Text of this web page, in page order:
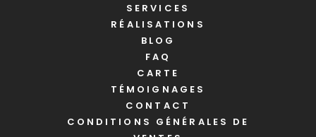
SERVICES
RÉALISATIONS
BLOG
FAQ
CARTE
TÉMOIGNAGES
CONTACT
CONDITIONS GÉNÉRALES DE